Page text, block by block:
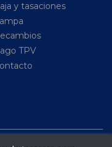
y tasaciones
TPV